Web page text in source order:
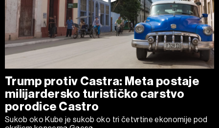
Trump protiv Castra: Meta postaje
milijardersko turističko carstvo
porodice Castro
Sukob oko Kube je sukob oko tri četvrtine ekonomije pod